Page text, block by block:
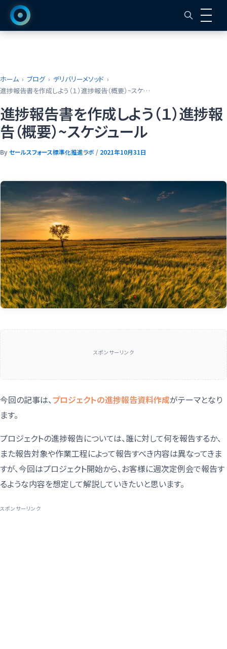
ホーム ブログ
デリバリーメソッド
進捗報告書を作成しよう（１）進捗報告（概要）~スケジュール
進捗報告書を作成しよう（１）進捗報
告（概要）~スケジュール
Byセールスフォース標準化推進ラボ / 2021年10月31日
スポンサーリンク
今回の記事は、プロジェクトの進捗報告資料作成がテーマとなり
ます。
プロジェクトの進捗報告については、誰に対して何を報告するか、
また報告対象や作業工程によって報告すべき内容は異なってきま
すが、今回はプロジェクト開始から、お客様に週次定例会で報告す
るような内容を想定して解説していきたいと思います。
スポンサーリンク